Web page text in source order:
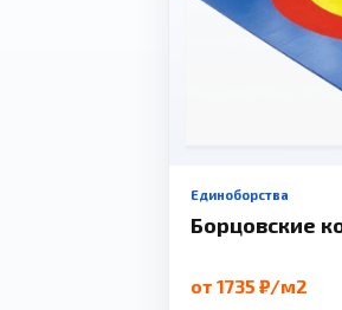
Единоборства
Борцовские
от 1735 ₽/м2